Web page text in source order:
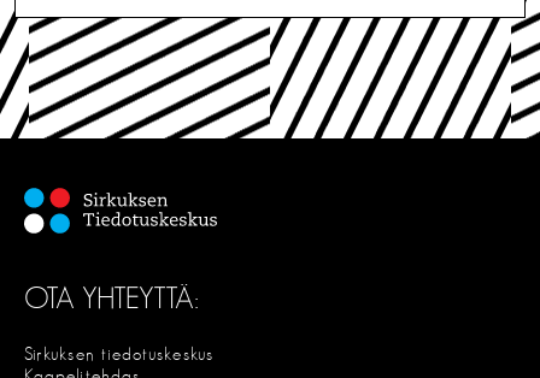
OTA YHTEYTTÄ:
Sirkuksen tiedotuskeskus